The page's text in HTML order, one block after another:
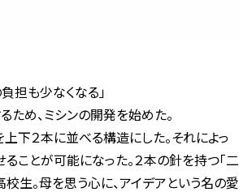
担も少なくなる」
め、ミシンの開発を始めた。
下２本に並べる構造にした。それによっ
ことが可能になった。２本の針を持つ「二
生。母を思う心に、アイデアという名の愛